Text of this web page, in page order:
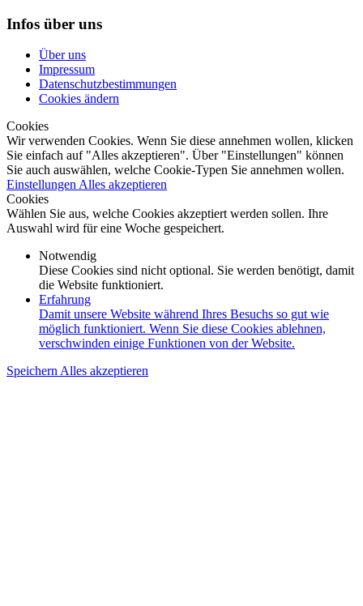
Infos über uns
Über uns
Impressum
Datenschutzbestimmungen
Cookies ändern
Cookies
Wir verwenden Cookies. Wenn Sie diese annehmen wollen, klicken
Sie einfach auf "Alles akzeptieren". Über "Einstellungen" können
Sie auch auswählen, welche Cookie-Typen Sie annehmen wollen.
Einstellungen Alles akzeptieren
Cookies
Wählen Sie aus, welche Cookies akzeptiert werden sollen. Ihre
Auswahl wird für eine Woche gespeichert.
Notwendig
Diese Cookies sind nicht optional. Sie werden benötigt, damit
die Website funktioniert.
Erfahrung
Damit unsere Website während Ihres Besuchs so gut wie
möglich funktioniert. Wenn Sie diese Cookies ablehnen,
verschwinden einige Funktionen von der Website.
Speichern Alles akzeptieren